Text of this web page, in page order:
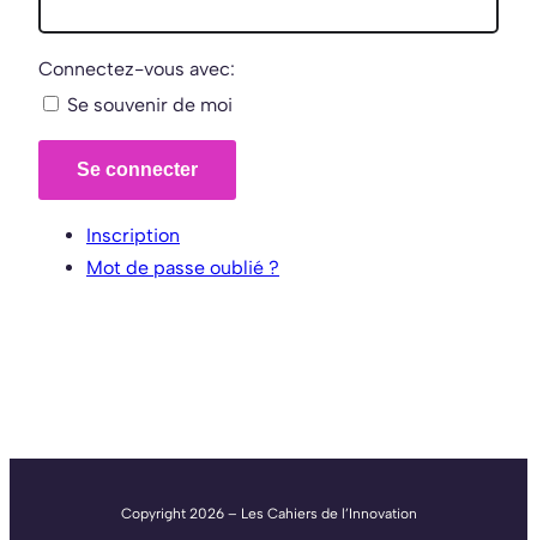
Connectez-vous avec:
Se souvenir de moi
Se connecter
Inscription
Mot de passe oublié ?
Copyright 2026 – Les Cahiers de l’Innovation